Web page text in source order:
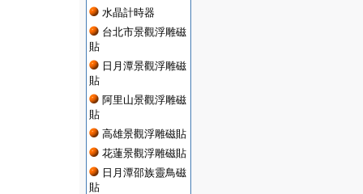
水晶計時器
台北市景觀浮雕磁
貼
日月潭景觀浮雕磁
貼
阿里山景觀浮雕磁
貼
高雄景觀浮雕磁貼
花蓮景觀浮雕磁貼
日月潭邵族靈鳥磁
貼